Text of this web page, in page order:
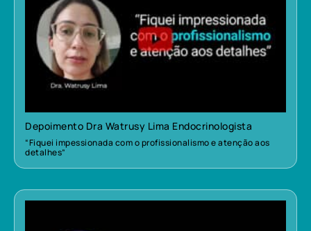
Depoimento Dra Watrusy Lima Endocrinologista
“Fiquei impessionada com o profissionalismo e atenção aos
detalhes”